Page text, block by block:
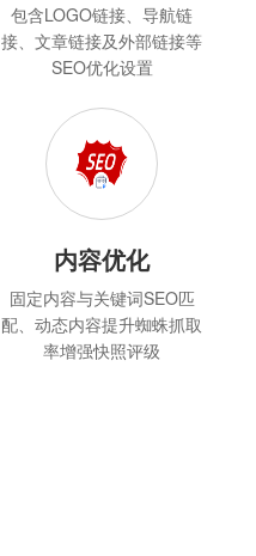
包含LOGO链接、导航链
接、文章链接及外部链接等
SEO优化设置
内容优化
固定内容与关键词SEO匹
配、动态内容提升蜘蛛抓取
率增强快照评级